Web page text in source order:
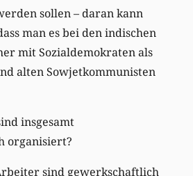
sollen – daran kann
man es bei den indischen
mit Sozialdemokraten als
alten Sowjetkommunisten
insgesamt
organisiert?
sind gewerkschaftlich